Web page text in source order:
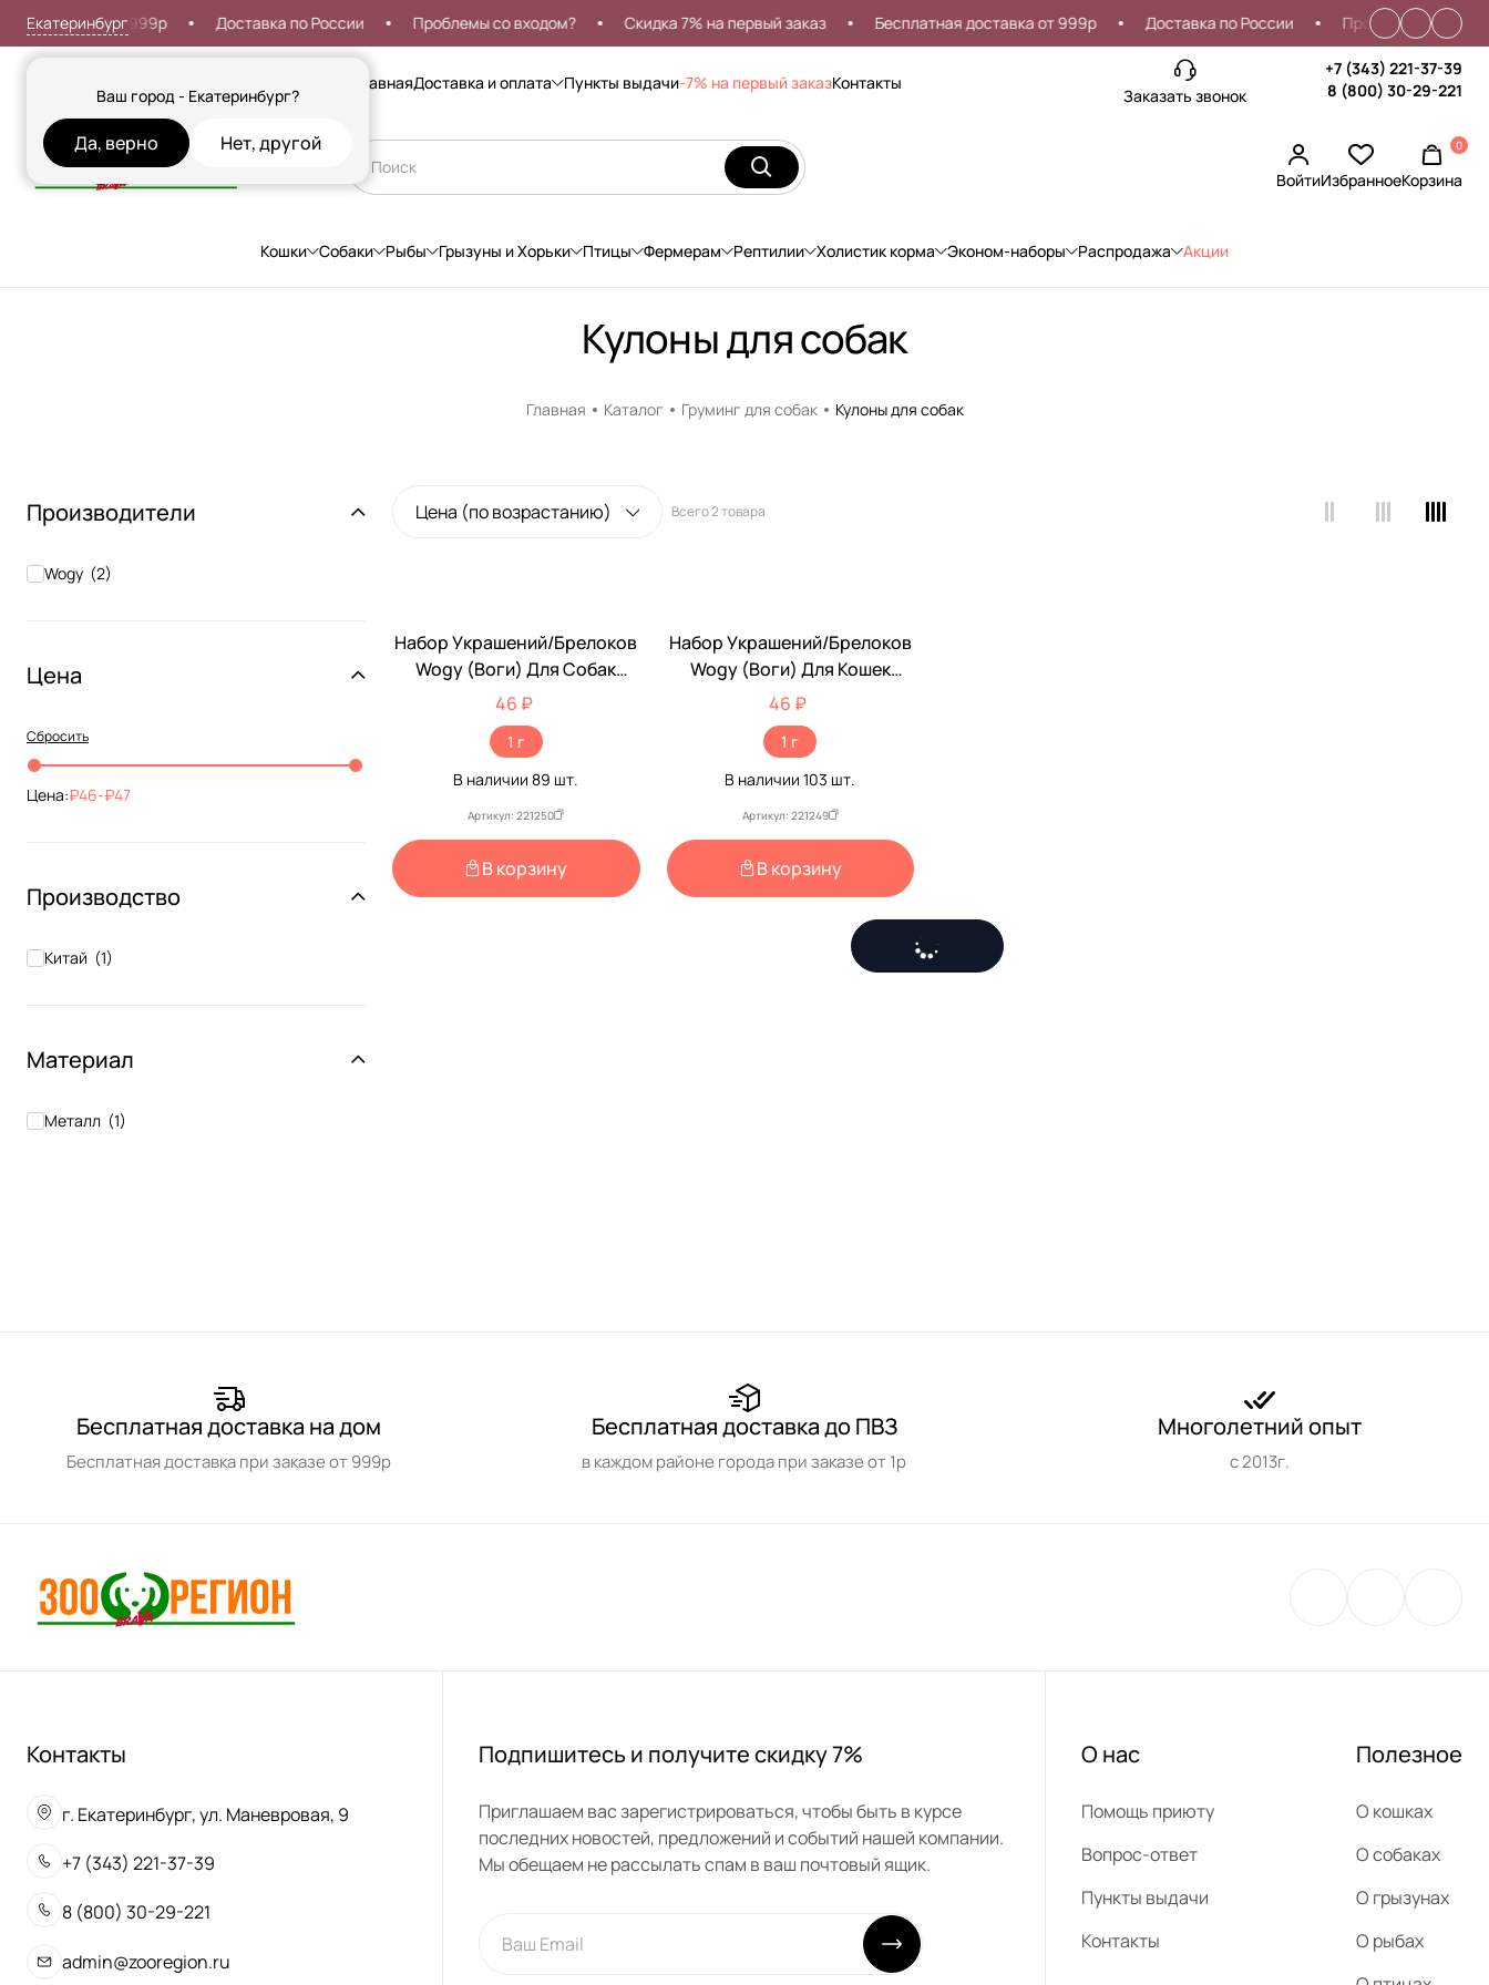
Екатеринбург
Ваш город - Екатеринбург?
Да, верно Нет, другой
доставка от 999р Доставка по России Проблемы со входом? Скидка 7% на первый заказ Бесплатная доставка от 999р Доставка по России Проблемы со входом?
ГлавнаяДоставка и оплата Пункты выдачи-7% на первый заказКонтакты
Заказать звонок
+7 (343) 221-37-39
8 (800) 30-29-221
ВойтиИзбранное
0
Корзина
Кошки Собаки Рыбы Грызуны и Хорьки Птицы Фермерам Рептилии Холистик корма Эконом-наборы Распродажа Акции
Кулоны для собак
Главная Каталог Груминг для собак Кулоны для собак
Производители
Wogy (2)
Цена
Сбросить
Цена: 46- 47
Производство
Китай (1)
Материал
Металл (1)
Цена (по возрастанию) Всего2 товара
Набор Украшений/Брелоков
Wogy (Воги) Для Собак
Лапка 2*1,5см (1*12) 2024-
3319 Цена 1шт
46 ₽
1 г
В наличии89 шт.
Артикул: 221250
В корзину
Набор Украшений/Брелоков
Wogy (Воги) Для Кошек
Кошечка 2*1,5см (1*12) 2024-
3318 Цена 1шт
46 ₽
1 г
В наличии103 шт.
Артикул: 221249
В корзину
Бесплатная доставка на дом
Бесплатная доставка при заказе от 999р
Бесплатная доставка до ПВЗ
в каждом районе города при заказе от 1р
Многолетний опыт
с 2013г.
Контакты
г. Екатеринбург, ул. Маневровая, 9
+7 (343) 221-37-39
8 (800) 30-29-221
admin@zooregion.ru
Подпишитесь и получите скидку 7%
Приглашаем вас зарегистрироваться, чтобы быть в курсе
последних новостей, предложений и событий нашей компании.
Мы обещаем не рассылать спам в ваш почтовый ящик.
О нас
Помощь приюту
Вопрос-ответ
Пункты выдачи
Контакты
Полезное
О кошках
О собаках
О грызунах
О рыбах